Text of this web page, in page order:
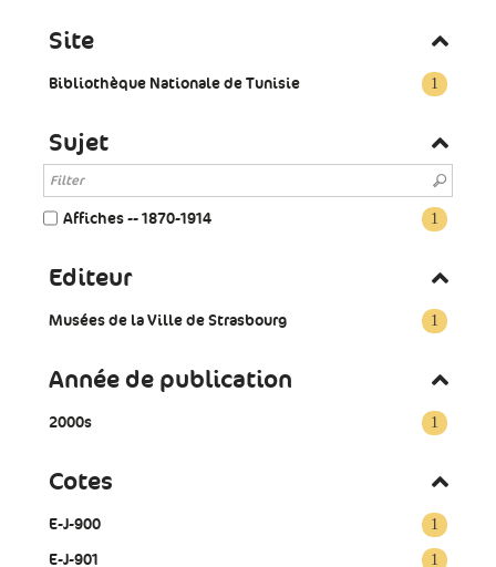
Site
1
Bibliothèque Nationale de Tunisie
Sujet
1
Affiches -- 1870-1914
Editeur
1
Musées de la Ville de Strasbourg
Année de publication
1
2000s
Cotes
1
E-J-900
1
E-J-901